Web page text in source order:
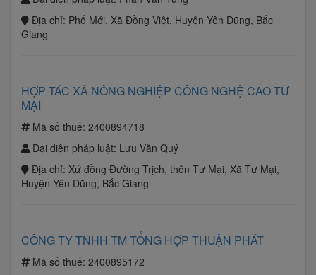
Địa chỉ: Phố Mới, Xã Đồng Việt, Huyện Yên Dũng, Bắc
Giang
HỢP TÁC XÃ NÔNG NGHIỆP CÔNG NGHỆ CAO TƯ
MẠI
Mã số thuế: 2400894718
Đại diện pháp luật: Lưu Văn Quý
Địa chỉ: Xứ đồng Đường Trịch, thôn Tư Mại, Xã Tư Mại,
Huyện Yên Dũng, Bắc Giang
CÔNG TY TNHH TM TỔNG HỢP THUẬN PHÁT
Mã số thuế: 2400895172